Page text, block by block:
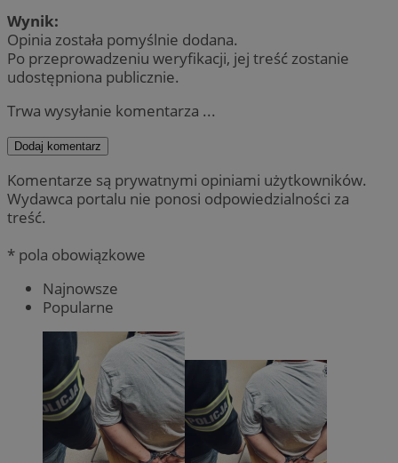
Wynik:
Opinia została pomyślnie dodana.
Po przeprowadzeniu weryfikacji, jej treść zostanie
udostępniona publicznie.
Trwa wysyłanie komentarza ...
Dodaj komentarz
Komentarze są prywatnymi opiniami użytkowników.
Wydawca portalu nie ponosi odpowiedzialności za
treść.
* pola obowiązkowe
Najnowsze
Popularne